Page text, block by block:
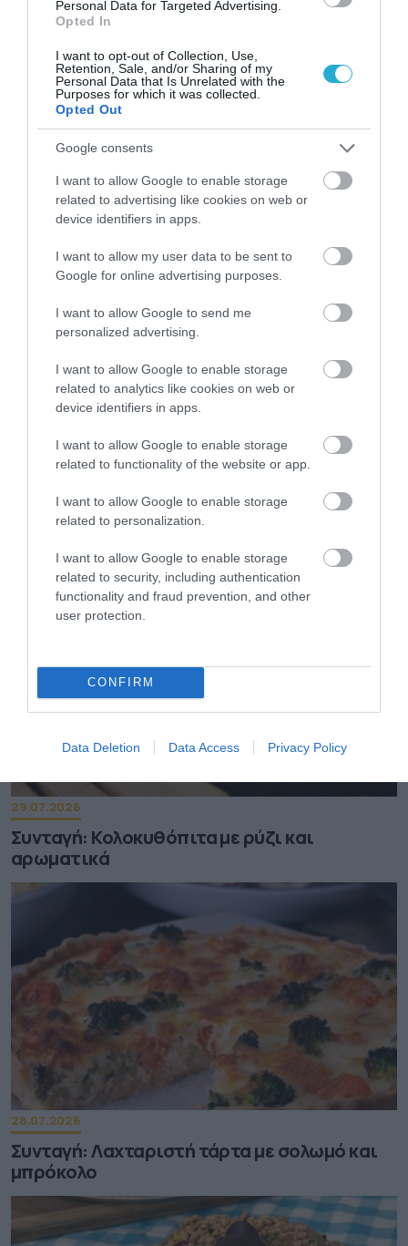
Personal Data for Targeted Advertising.
Opted In
I want to opt-out of Collection, Use,
Retention, Sale, and/or Sharing of my
Personal Data that Is Unrelated with the
Purposes for which it was collected.
Opted Out
Google consents
I want to allow Google to enable storage
related to advertising like cookies on web or
device identifiers in apps.
I want to allow my user data to be sent to
Google for online advertising purposes.
I want to allow Google to send me
personalized advertising.
I want to allow Google to enable storage
related to analytics like cookies on web or
device identifiers in apps.
I want to allow Google to enable storage
related to functionality of the website or app.
I want to allow Google to enable storage
related to personalization.
I want to allow Google to enable storage
related to security, including authentication
functionality and fraud prevention, and other
user protection.
CONFIRM
Data Deletion Data Access Privacy Policy
01.08.2026
Συνταγή: Καλοκαιρινή σαλάτα με τοματίνια,
φρέσκια μοτσαρέλα και πέστο βασιλικού
Συνταγή: Πώς θα φτιάξετε σπιτικό New York
29.07.2026
Συνταγή: Κολοκυθόπιτα με ρύζι και
αρωματικά
28.07.2026
Συνταγή: Λαχταριστή τάρτα με σολωμό και
μπρόκολο